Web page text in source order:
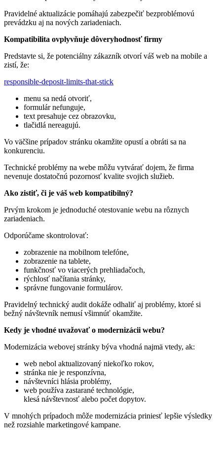
Pravidelné aktualizácie pomáhajú zabezpečiť bezproblémovú
prevádzku aj na nových zariadeniach.
Kompatibilita ovplyvňuje dôveryhodnosť firmy
Predstavte si, že potenciálny zákazník otvorí váš web na mobile a
zistí, že:
responsible-deposit-limits-that-stick
menu sa nedá otvoriť,
formulár nefunguje,
text presahuje cez obrazovku,
tlačidlá nereagujú.
Vo väčšine prípadov stránku okamžite opustí a obráti sa na
konkurenciu.
Technické problémy na webe môžu vytvárať dojem, že firma
nevenuje dostatočnú pozornosť kvalite svojich služieb.
Ako zistiť, či je váš web kompatibilný?
Prvým krokom je jednoduché otestovanie webu na rôznych
zariadeniach.
Odporúčame skontrolovať:
zobrazenie na mobilnom telefóne,
zobrazenie na tablete,
funkčnosť vo viacerých prehliadačoch,
rýchlosť načítania stránky,
správne fungovanie formulárov.
Pravidelný technický audit dokáže odhaliť aj problémy, ktoré si
bežný návštevník nemusí všimnúť okamžite.
Kedy je vhodné uvažovať o modernizácii webu?
Modernizácia webovej stránky býva vhodná najmä vtedy, ak:
web nebol aktualizovaný niekoľko rokov,
stránka nie je responzívna,
návštevníci hlásia problémy,
web používa zastarané technológie,
klesá návštevnosť alebo počet dopytov.
V mnohých prípadoch môže modernizácia priniesť lepšie výsledky
než rozsiahle marketingové kampane.